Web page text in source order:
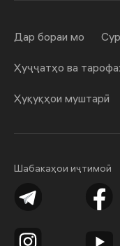
Шабакаҳои иҷтимоӣ
Дар бораи мо
Ҳуҷҷатҳо ва
Ҳуқуқҳои муштарӣ